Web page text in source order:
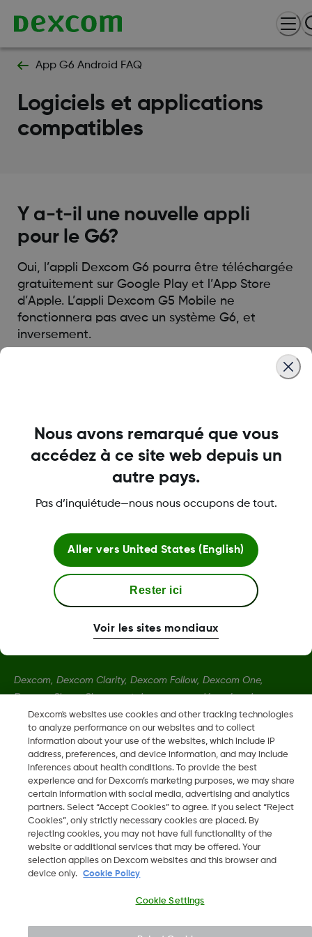
App G6 Android FAQ
Logiciels et applications
compatibles
Y a-t-il une nouvelle appli
pour le G6?
Oui, l’appli Dexcom G6 pourra être téléchargée
gratuitement sur Google Play et l’App Store
d’Apple. L’appli Dexcom G5 Mobile ne
fonctionnera pas avec un système G6, et
inversement.
Termes et politiques
Plus d'informations
Dexcom, Dexcom Clarity, Dexcom Follow, Dexcom One,
Dexcom Share, Share sont des marques déposées de
Dexcom, Inc. aux États-Unis et peuvent être enregistrées dans
d'autres pays.
LBL016698 Rev001
2026 Dexcom, Inc. Tous droits réservés.
Dexcom's websites use cookies and other tracking technologies
to analyze performance on our websites and to collect
information about your use of the websites, which include IP
address, preferences, and device information, and may include
inferences about health conditions. To provide the best
experience and for Dexcom’s marketing purposes, we may share
certain information with social media, advertising and analytics
partners. Select “Accept Cookies” to agree. If you select “Reject
Cookies”, only strictly necessary cookies are placed. By
rejecting cookies, you may not have full functionality of the
website or additional services that may be offered. Your
selection applies on Dexcom websites and this browser and
device only.
Cookie Policy
Cookie Settings
Nous avons remarqué que vous
accédez à ce site web depuis un
autre pays.
Pas d’inquiétude—nous nous occupons de tout.
Aller vers United States (English)
Rester ici
Voir les sites mondiaux